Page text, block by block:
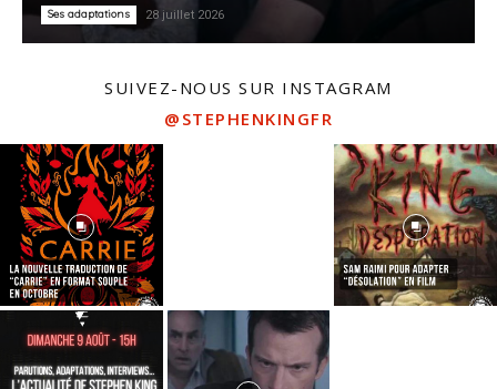
Ses adaptations 28 juillet 2026
SUIVEZ-NOUS SUR INSTAGRAM
@STEPHENKINGFR